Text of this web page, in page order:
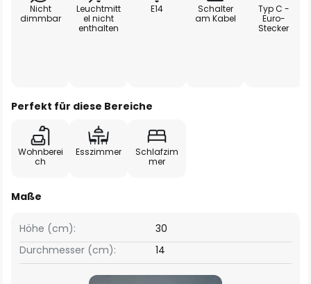
Nicht
dimmbar
Leuchtmitt
el nicht
enthalten
E14
Schalter
am Kabel
Typ C -
Euro-
Stecker
Perfekt für diese Bereiche
Wohnberei
ch
Esszimmer
Schlafzim
mer
Maße
Höhe (cm):
30
Durchmesser (cm):
14